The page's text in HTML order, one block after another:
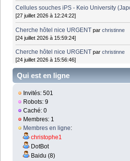
Cellules souches iPS - Keio University
[27 juillet 2026 à 12:24:22]
Cherche hôtel nice URGENT parchristinne
[24 juillet 2026 à 15:59:24]
Cherche hôtel nice URGENT parchristinne
[24 juillet 2026 à 15:56:46]
Qui est en ligne
Invités: 501
Robots: 9
Caché: 0
Membres: 1
Membres en ligne:
christophe1
DotBot
Baidu (8)